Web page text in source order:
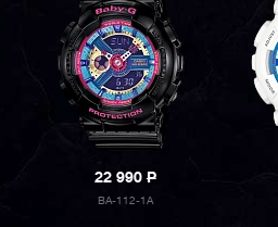
22 990P
BA-112-1A